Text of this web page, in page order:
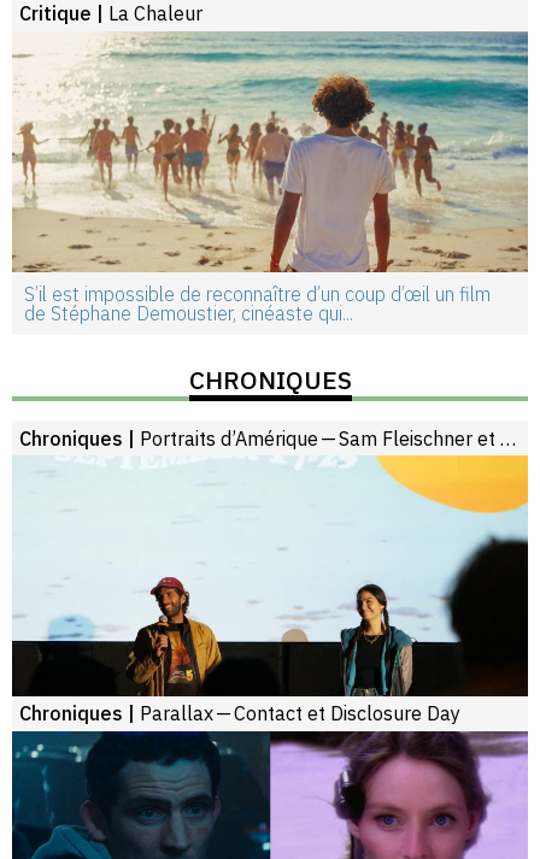
Critique | La Chaleur
S’il est impossible de reconnaître d’un coup d’œil un film
de Stéphane Demoustier, cinéaste qui...
CHRONIQUES
Chroniques | Portraits d’Amérique — Sam Fleischner et Courtney Muller
Chroniques | Parallax — Contact et Disclosure Day